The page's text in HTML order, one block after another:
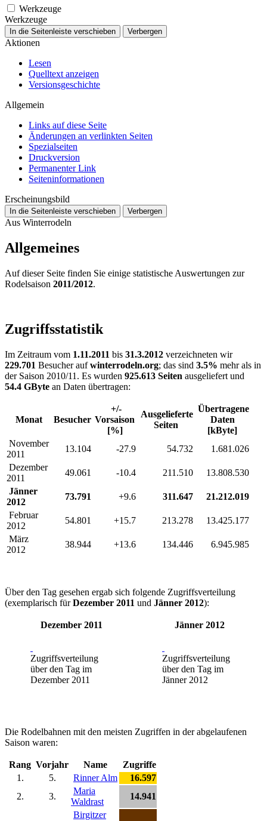
Werkzeuge
Werkzeuge
In die Seitenleiste verschieben Verbergen
Aktionen
Lesen
Quelltext anzeigen
Versionsgeschichte
Allgemein
Links auf diese Seite
Änderungen an verlinkten Seiten
Spezialseiten
Druckversion
Permanenter Link
Seiten­­informationen
Erscheinungsbild
In die Seitenleiste verschieben Verbergen
Aus Winterrodeln
Allgemeines
Auf dieser Seite finden Sie einige statistische Auswertungen zur
Rodelsaison 2011/2012.
Zugriffsstatistik
Im Zeitraum vom 1.11.2011 bis 31.3.2012 verzeichneten wir
229.701 Besucher aufwinterrodeln.org; das sind 3.5% mehr als in
der Saison 2010/11. Es wurden 925.613 Seiten ausgeliefert und
54.4 GByte an Daten übertragen:
Monat Besucher
+/-
Vorsaison
[%]
Ausgelieferte
Seiten
Übertragene
Daten
[kByte]
November
2011
13.104 -27.9 54.732
1.681.026
Dezember
2011
49.061 -10.4 211.510
13.808.530
Jänner
2012
73.791 +9.6 311.647
21.212.019
Februar
2012
54.801 +15.7 213.278
13.425.177
März
2012
38.944 +13.6 134.446 6.945.985
Über den Tag gesehen ergab sich folgende Zugriffsverteilung
(exemplarisch fürDezember 2011 und Jänner 2012):
Dezember 2011 Jänner 2012
Zugriffsverteilung
über den Tag im
Dezember 2011
Zugriffsverteilung
über den Tag im
Jänner 2012
Die Rodelbahnen mit den meisten Zugriffen in der abgelaufenen
Saison waren:
Rang Vorjahr Name
Zugriffe
1.
5. Rinner Alm
16.597
2.
3.
Maria
Waldrast
14.941
Birgitzer